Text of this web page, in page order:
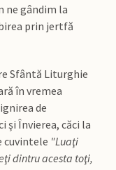
ne gândim la
prin jertfă
Sfântă Liturghie
în vremea
de
şi Învierea, căci la
cuvintele "Luaţi
dintru acesta toţi,